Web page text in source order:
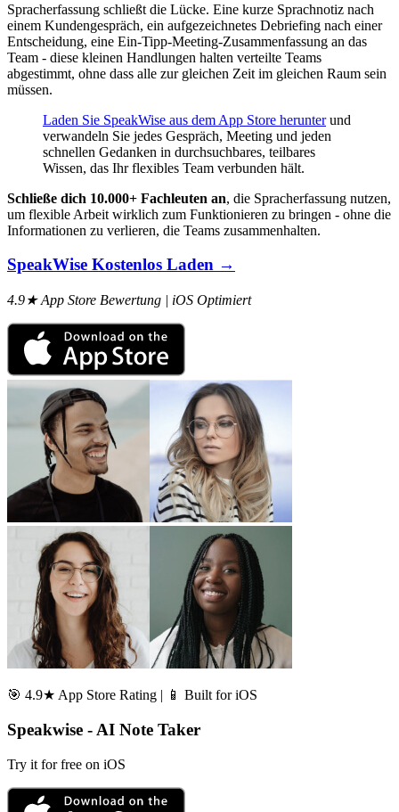
Spracherfassung schließt die Lücke. Eine kurze Sprachnotiz nach
einem Kundengespräch, ein aufgezeichnetes Debriefing nach einer
Entscheidung, eine Ein-Tipp-Meeting-Zusammenfassung an das
Team - diese kleinen Handlungen halten verteilte Teams
abgestimmt, ohne dass alle zur gleichen Zeit im gleichen Raum sein
müssen.
Laden Sie SpeakWise aus dem App Store herunterund
verwandeln Sie jedes Gespräch, Meeting und jeden
schnellen Gedanken in durchsuchbares, teilbares
Wissen, das Ihr flexibles Team verbunden hält.
Schließe dich 10.000+ Fachleuten an, die Spracherfassung nutzen,
um flexible Arbeit wirklich zum Funktionieren zu bringen - ohne die
Informationen zu verlieren, die Teams zusammenhalten.
SpeakWise Kostenlos Laden →
4.9★ App Store Bewertung | iOS Optimiert
🎯 4.9★ App Store Rating | 📱 Built for iOS
Speakwise - AI Note Taker
Try it for free on iOS